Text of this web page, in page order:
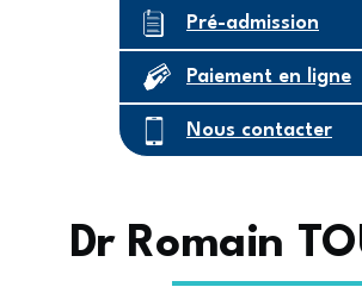
Pré-admission
Paiement en ligne
Nous contacter
Dr Romain